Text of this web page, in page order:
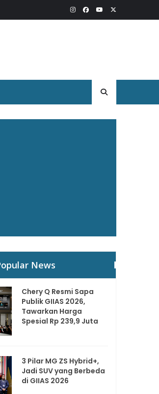
News
Chery Q Resmi Sapa
Publik GIIAS 2026,
Tawarkan Harga
Spesial Rp 239,9 Juta
3 Pilar MG ZS Hybrid+,
Jadi SUV yang Berbeda
di GIIAS 2026